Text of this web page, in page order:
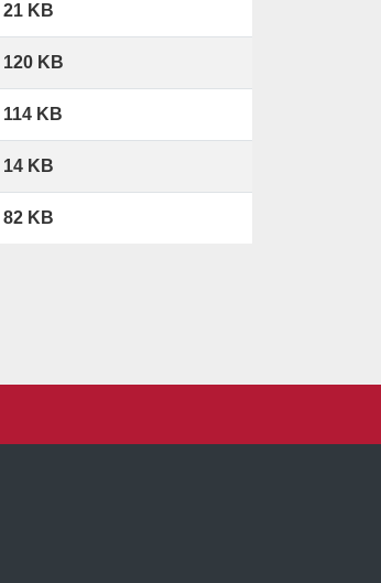
21 KB
120 KB
114 KB
14 KB
82 KB